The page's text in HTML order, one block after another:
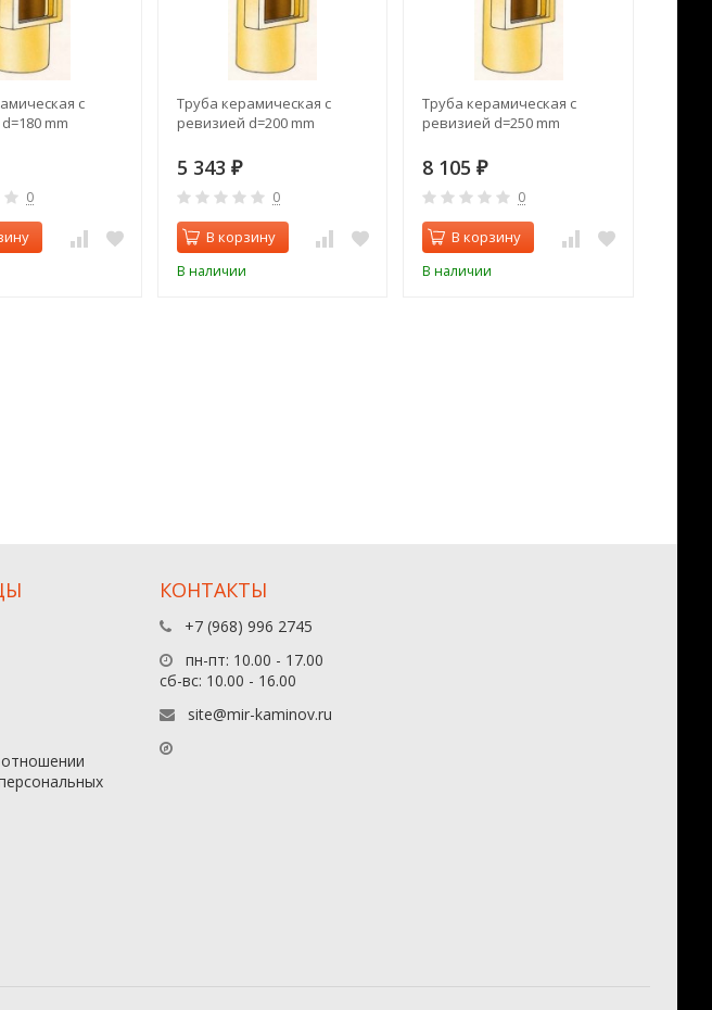
с
mm
0
Труба керамическая с
ревизией d=200 mm
5 343 ₽
0
В корзину
В наличии
Труба керамическая с
ревизией d=250 mm
8 105₽
0
В корзину
В наличии
КОНТАКТЫ
+7 (968) 996 2745
пн-пт: 10.00 - 17.00
сб-вс: 10.00 - 16.00
site@mir-kaminov.ru